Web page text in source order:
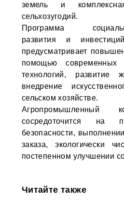
земель и
сельхозугодий.
Программа
развития и
предусматривает
помощью современных
технологий, развитие
внедрение
сельском хозяйстве.
Агропромышленный
сосредоточится на
безопасности,
заказа, экологически
постепенном улучшении
Читайте также